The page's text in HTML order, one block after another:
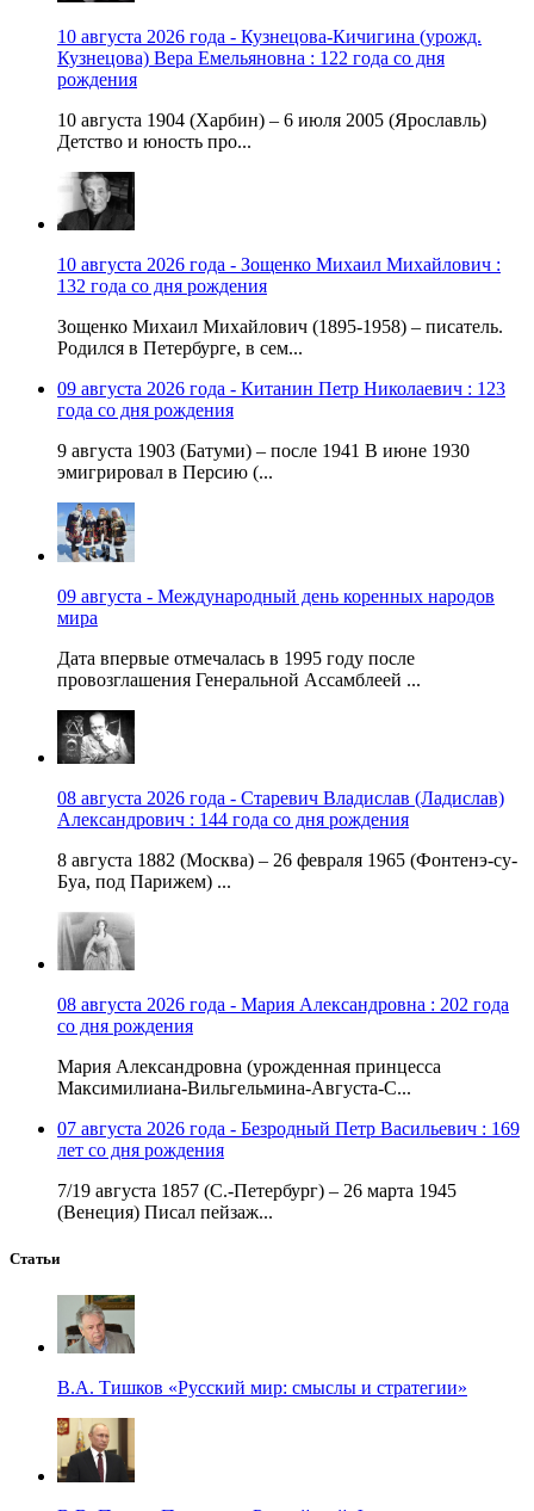
10 августа 2026 года - Кузнецова-Кичигина (урожд.
Кузнецова) Вера Емельяновна : 122 года со дня
рождения
10 августа 1904 (Харбин) – 6 июля 2005 (Ярославль)
Детство и юность про...
10 августа 2026 года - Зощенко Михаил Михайлович :
132 года со дня рождения
Зощенко Михаил Михайлович (1895-1958) – писатель.
Родился в Петербурге, в сем...
09 августа 2026 года - Китанин Петр Николаевич : 123
года со дня рождения
9 августа 1903 (Батуми) – после 1941 В июне 1930
эмигрировал в Персию (...
09 августа - Международный день коренных народов
мира
Дата впервые отмечалась в 1995 году после
провозглашения Генеральной Ассамблеей ...
08 августа 2026 года - Старевич Владислав (Ладислав)
Александрович : 144 года со дня рождения
8 августа 1882 (Москва) – 26 февраля 1965 (Фонтенэ-су-
Буа, под Парижем) ...
08 августа 2026 года - Мария Александровна : 202 года
со дня рождения
Мария Александровна (урожденная принцесса
Максимилиана-Вильгельмина-Августа-С...
07 августа 2026 года - Безродный Петр Васильевич : 169
лет со дня рождения
7/19 августа 1857 (С.-Петербург) – 26 марта 1945
(Венеция) Писал пейзаж...
Статьи
В.А. Тишков «Русский мир: смыслы и стратегии»